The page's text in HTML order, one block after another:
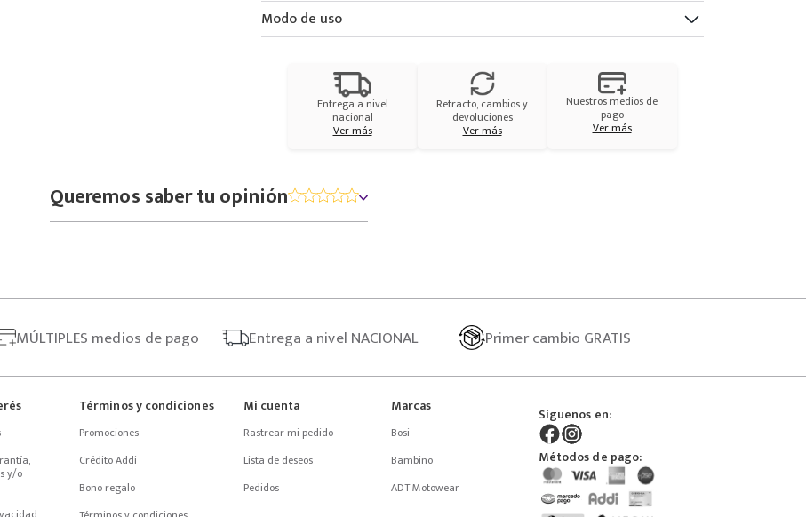
Modo de uso
Entrega a nivel
nacional
Ver más
Retracto, cambios y
devoluciones
Ver más
Nuestros medios de
pago
Ver más
Queremos saber tu opinión
MÚLTIPLES medios de pago Entrega a nivel NACIONAL Primercambio GRATIS
y/o
Términos y condiciones
Promociones
Crédito Addi
Bono regalo
Mi cuenta
Rastrear mi pedido
Lista de deseos
Pedidos
Marcas
Bosi
Bambino
ADT Motowear
Síguenos en:
Métodos de pago: